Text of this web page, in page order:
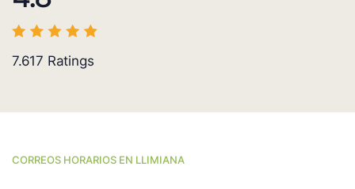
7.617 Ratings
CORREOS HORARIOS EN LLIMIANA